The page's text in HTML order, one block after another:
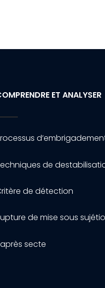
ET ANALYSER
de
de détection
de mise sous
secte